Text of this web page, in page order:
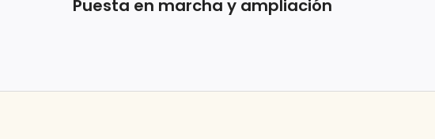
Puesta en marcha y ampliación